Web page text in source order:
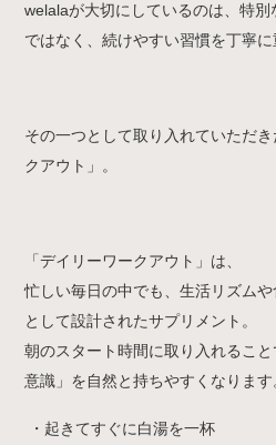
welalaが大切にしているのは、特
ではなく、続けやすい習慣を丁寧に
その一つとして取り入れていただ
クアウト」。
「デイリーワークアウト」は、
忙しい毎日の中でも、生活リズム
として設計されたサプリメント。
朝のスタート時間に取り入れるこ
意識」を自然と持ちやすくなります
・起きてすぐに白湯を一杯